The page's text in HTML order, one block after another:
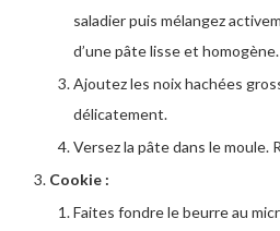
saladier puis mélangez
d’une pâte lisse et homogène.
Ajoutez les noix hachées
délicatement.
Versez la pâte dans le moule.
Cookie :
Faites fondre le beurre au